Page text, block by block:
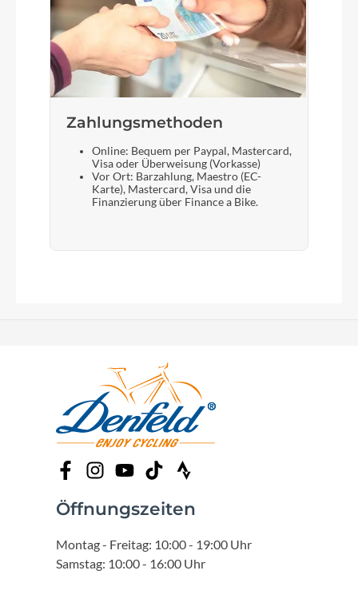
Zahlungsmethoden
Online: Bequem per Paypal, Mastercard,
Visa oder Überweisung (Vorkasse)
Vor Ort: Barzahlung, Maestro (EC-
Karte), Mastercard, Visa und die
Finanzierung über Finance a Bike.
Öffnungszeiten
Montag - Freitag: 10:00 - 19:00 Uhr
Samstag: 10:00 - 16:00 Uhr